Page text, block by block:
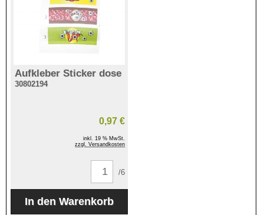
Aufkleber Sticker dose
30802194
0,97 €
inkl. 19 % MwSt.
zzgl. Versandkosten
/6